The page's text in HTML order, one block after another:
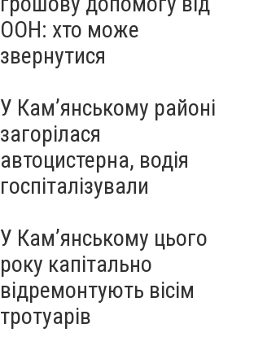
ООН: хто може
звернутися
У Кам’янському районі
загорілася
автоцистерна, водія
госпіталізували
У Кам’янському цього
року капітально
відремонтують вісім
тротуарів